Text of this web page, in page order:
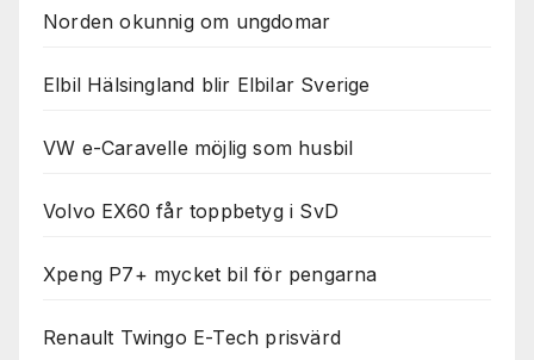
Norden okunnig om ungdomar
Elbil Hälsingland blir Elbilar Sverige
VW e-Caravelle möjlig som husbil
Volvo EX60 får toppbetyg i SvD
Xpeng P7+ mycket bil för pengarna
Renault Twingo E-Tech prisvärd